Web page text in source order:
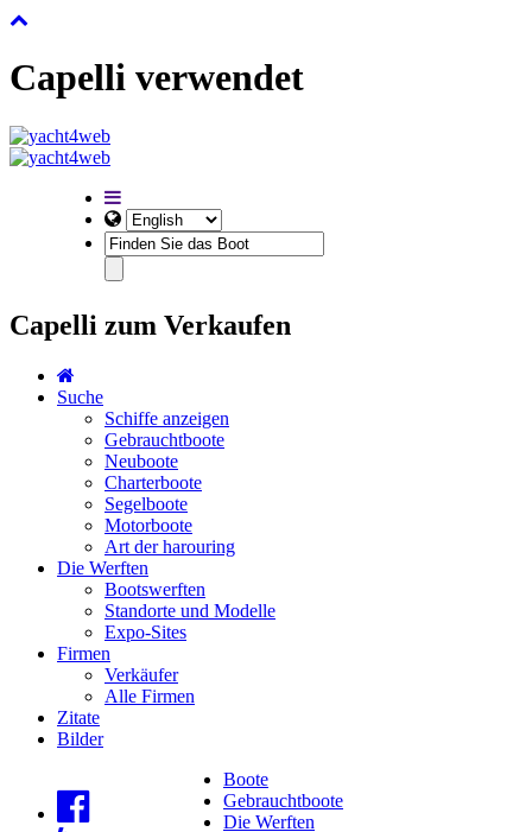
Capelli verwendet
Capelli zum Verkaufen
Suche
Schiffe anzeigen
Gebrauchtboote
Neuboote
Charterboote
Segelboote
Motorboote
Art der harouring
Die Werften
Bootswerften
Standorte und Modelle
Expo-Sites
Firmen
Verkäufer
Alle Firmen
Zitate
Bilder
Boote
Gebrauchtboote
Die Werften